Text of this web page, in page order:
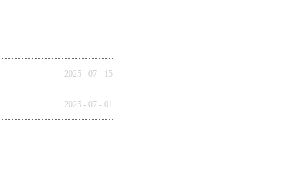
2025 -07 - 15
2025 -07 -01